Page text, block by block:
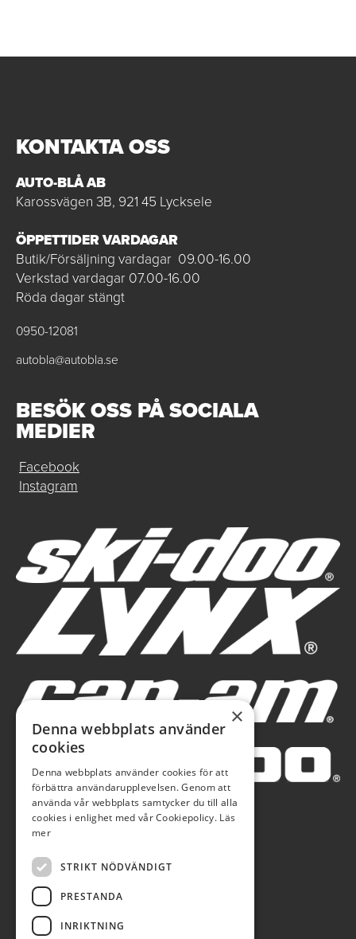
KONTAKTA OSS
AUTO-BLÅ AB
Karossvägen 3B, 921 45 Lycksele
ÖPPETTIDER VARDAGAR
Butik/Försäljning vardagar 09.00-16.00
Verkstad vardagar 07.00-16.00
Röda dagar stängt
0950-12081
autobla@autobla.se
BESÖK OSS PÅ SOCIALA
MEDIER
Facebook
Instagram
×
Denna webbplats använder
cookies
Denna webbplats använder cookies för att
förbättra användarupplevelsen. Genom att
använda vår webbplats samtycker du till alla
cookies i enlighet med vår Cookiepolicy. Läs
mer
STRIKT NÖDVÄNDIGT
PRESTANDA
INRIKTNING